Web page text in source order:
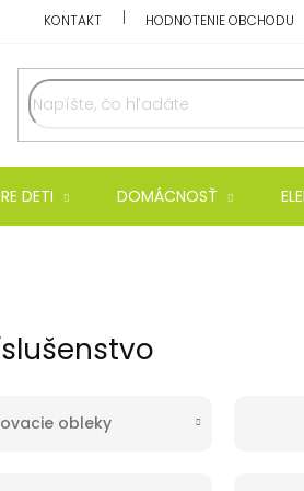
KONTAKT HODNOTENIE OBCHODU
DETI DOMÁCNOSŤ
obleky